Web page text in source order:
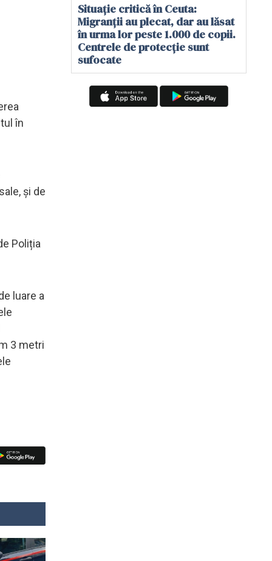
în
și de
Poliția
luare a
3 metri
Situație critică în Ceuta:
Migranții au plecat, dar au lăsat
în urma lor peste 1.000 de copii.
Centrele de protecție sunt
sufocate